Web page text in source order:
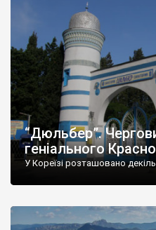
“Дюльбер”.
геніального
У Кореїзі розташовано